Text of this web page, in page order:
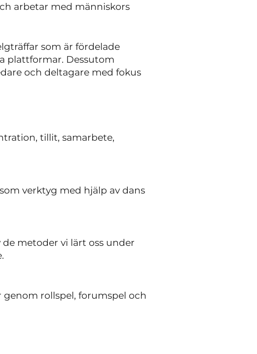
arbetar med människors
som är fördelade
plattformar. Dessutom
och deltagare med fokus
tillit, samarbete,
verktyg med hjälp av dans
metoder vi lärt oss under
rollspel, forumspel och